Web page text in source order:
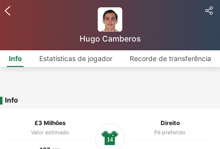
Hugo Camberos
Info Estatísticas de jogador Recorde de transferência
Info
£3 Milhões
Valor estimado
Direito
Pé preferido
14